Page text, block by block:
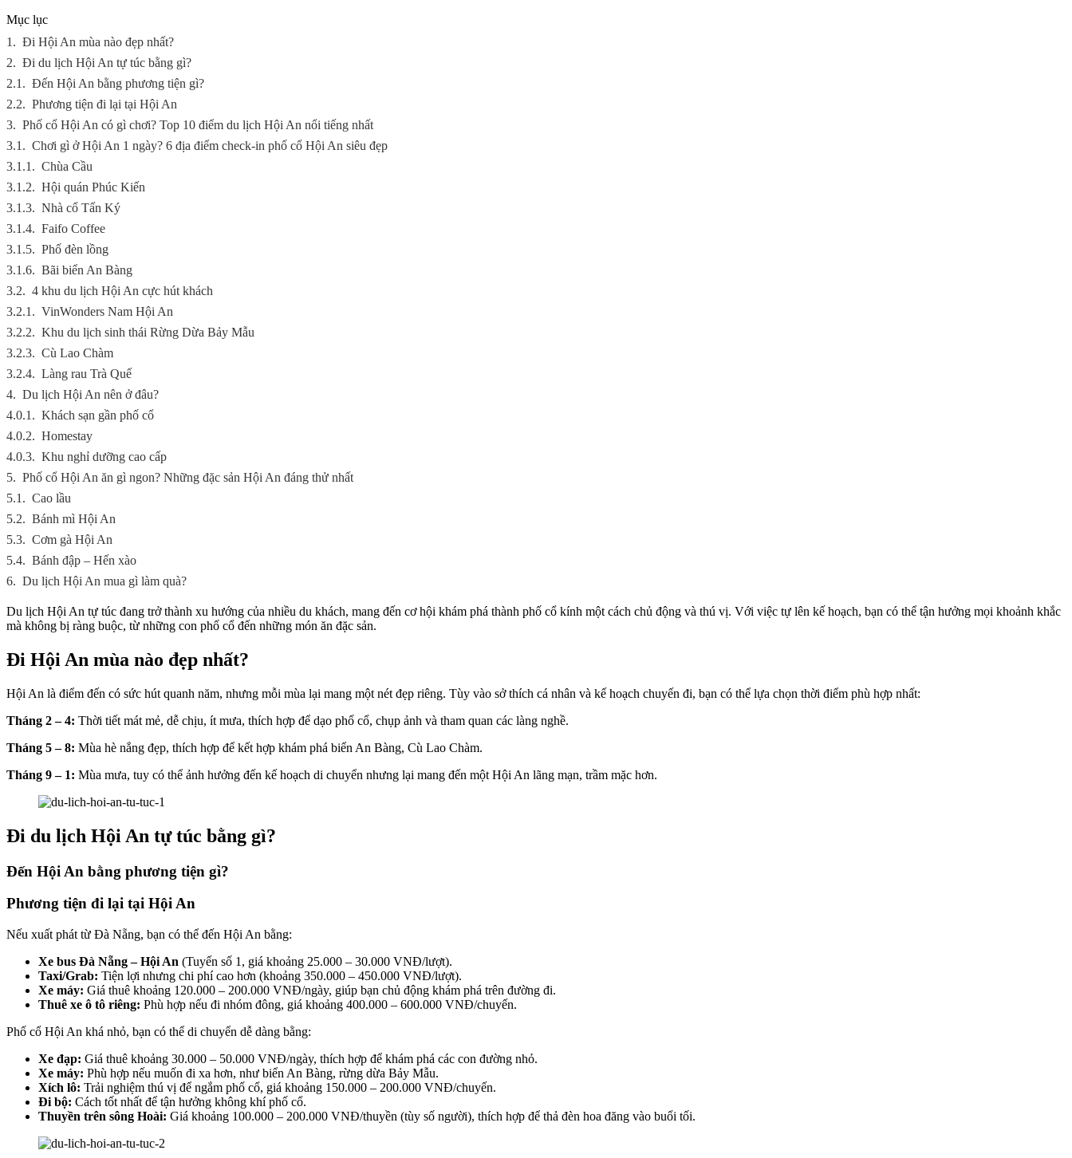
Mục lục
1. Đi Hội An mùa nào đẹp nhất?
2. Đi du lịch Hội An tự túc bằng gì?
2.1. Đến Hội An bằng phương tiện gì?
2.2. Phương tiện đi lại tại Hội An
3. Phố cổ Hội An có gì chơi? Top 10 điểm du lịch Hội An nổi tiếng nhất
3.1. Chơi gì ở Hội An 1 ngày? 6 địa điểm check-in phố cổ Hội An siêu đẹp
3.1.1. Chùa Cầu
3.1.2. Hội quán Phúc Kiến
3.1.3. Nhà cổ Tấn Ký
3.1.4. Faifo Coffee
3.1.5. Phố đèn lồng
3.1.6. Bãi biển An Bàng
3.2. 4 khu du lịch Hội An cực hút khách
3.2.1. VinWonders Nam Hội An
3.2.2. Khu du lịch sinh thái Rừng Dừa Bảy Mẫu
3.2.3. Cù Lao Chàm
3.2.4. Làng rau Trà Quế
4. Du lịch Hội An nên ở đâu?
4.0.1. Khách sạn gần phố cổ
4.0.2. Homestay
4.0.3. Khu nghỉ dưỡng cao cấp
5. Phố cổ Hội An ăn gì ngon? Những đặc sản Hội An đáng thử nhất
5.1. Cao lầu
5.2. Bánh mì Hội An
5.3. Cơm gà Hội An
5.4. Bánh đập – Hến xào
6. Du lịch Hội An mua gì làm quà?
Du lịch Hội An tự túc đang trở thành xu hướng của nhiều du khách, mang đến cơ hội khám phá thành phố cổ kính một cách chủ động và thú vị. Với việc tự lên kế hoạch, bạn có thể tận hưởng mọi khoảnh khắc
mà không bị ràng buộc, từ những con phố cổ đến những món ăn đặc sản.
Đi Hội An mùa nào đẹp nhất?
Hội An là điểm đến có sức hút quanh năm, nhưng mỗi mùa lại mang một nét đẹp riêng. Tùy vào sở thích cá nhân và kế hoạch chuyến đi, bạn có thể lựa chọn thời điểm phù hợp nhất:
Tháng 2 – 4: Thời tiết mát mẻ, dễ chịu, ít mưa, thích hợp để dạo phố cổ, chụp ảnh và tham quan các làng nghề.
Tháng 5 – 8: Mùa hè nắng đẹp, thích hợp để kết hợp khám phá biển An Bàng, Cù Lao Chàm.
Tháng 9 – 1: Mùa mưa, tuy có thể ảnh hưởng đến kế hoạch di chuyển nhưng lại mang đến một Hội An lãng mạn, trầm mặc hơn.
Đi du lịch Hội An tự túc bằng gì?
Đến Hội An bằng phương tiện gì?
Phương tiện đi lại tại Hội An
Nếu xuất phát từ Đà Nẵng, bạn có thể đến Hội An bằng:
Xe bus Đà Nẵng – Hội An (Tuyến số 1, giá khoảng 25.000 – 30.000 VNĐ/lượt).
Taxi/Grab: Tiện lợi nhưng chi phí cao hơn (khoảng 350.000 – 450.000 VNĐ/lượt).
Xe máy: Giá thuê khoảng 120.000 – 200.000 VNĐ/ngày, giúp bạn chủ động khám phá trên đường đi.
Thuê xe ô tô riêng: Phù hợp nếu đi nhóm đông, giá khoảng 400.000 – 600.000 VNĐ/chuyến.
Phố cổ Hội An khá nhỏ, bạn có thể di chuyển dễ dàng bằng:
Xe đạp: Giá thuê khoảng 30.000 – 50.000 VNĐ/ngày, thích hợp để khám phá các con đường nhỏ.
Xe máy: Phù hợp nếu muốn đi xa hơn, như biển An Bàng, rừng dừa Bảy Mẫu.
Xích lô: Trải nghiệm thú vị để ngắm phố cổ, giá khoảng 150.000 – 200.000 VNĐ/chuyến.
Đi bộ: Cách tốt nhất để tận hưởng không khí phố cổ.
Thuyền trên sông Hoài: Giá khoảng 100.000 – 200.000 VNĐ/thuyền (tùy số người), thích hợp để thả đèn hoa đăng vào buổi tối.